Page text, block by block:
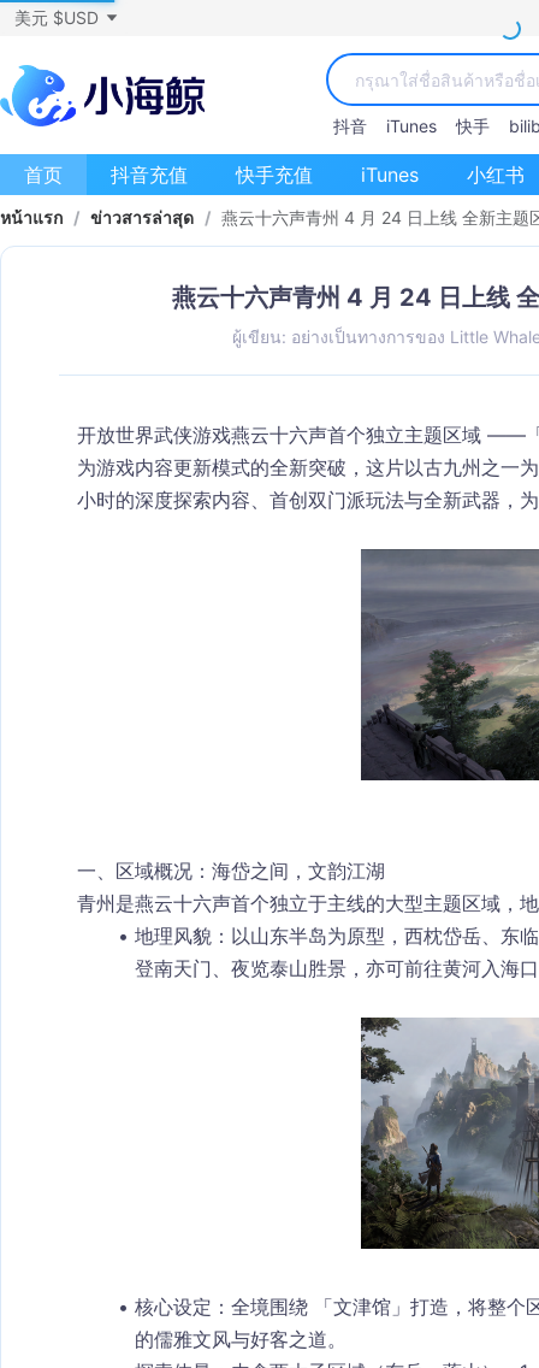
美元 $USD
抖音 iTunes 快手
首页 抖音充值 快手充值 iTunes 小红书
หน้าแรก / ข่าวสารล่าสุด / 燕云十六声青州 4 月 24 日上线 全新主题
燕云十六声青州 4 月 24 日上线
ผู้เขียน: อย่างเป็นทางการของ Little
开放世界武侠游戏燕云十六声首个独立主题区域 ——
为游戏内容更新模式的全新突破，这片以古九州之一
小时的深度探索内容、首创双门派玩法与全新武器，
一、区域概况：海岱之间，文韵江湖
青州 是燕云十六声首个独立于主线的大型主题区域，
地理风貌：以山东半岛为原型， 西枕岱岳、东
登南天门、夜览泰山胜景，亦可前往黄河入海
核心设定 ：全境围绕 「文津馆」打造，将整
的儒雅文风与好客之道。